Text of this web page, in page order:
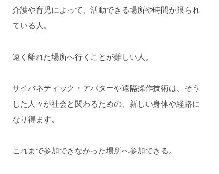
介護や育児によって、活動できる場所や時間が限られ
ている人。
遠く離れた場所へ行くことが難しい人。
サイバネティック・アバターや遠隔操作技術は、そう
した人々が社会と関わるための、新しい身体や経路に
なり得ます。
これまで参加できなかった場所へ参加できる。